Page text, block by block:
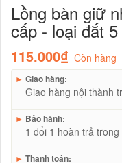
Lồng bàn giữ
cấp - loại đắt
115.000₫ Còn hàng
► Giao hàng:
Giao hàng nội thành
► Bảo hành:
1 đổi 1 hoàn trả
► Thanh toán: